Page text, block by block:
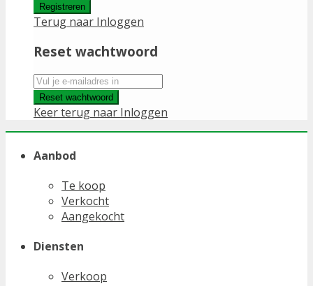
Registreren
Terug naar Inloggen
Reset wachtwoord
Reset wachtwoord
Keer terug naar Inloggen
Aanbod
Te koop
Verkocht
Aangekocht
Diensten
Verkoop